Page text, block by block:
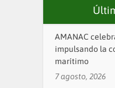
AMANAC
impulsando la
marítimo
7 agosto, 2026